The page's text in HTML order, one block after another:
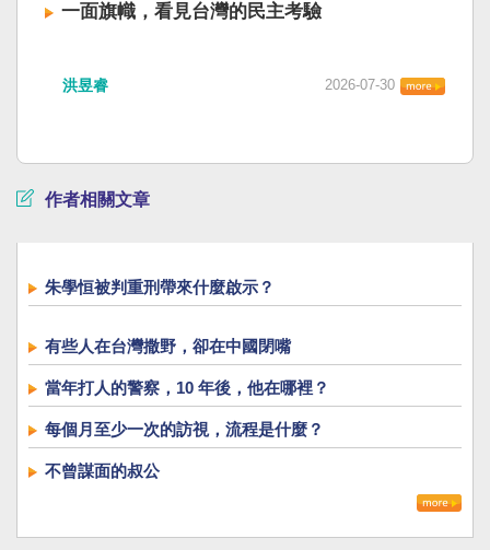
一面旗幟，看見台灣的民主考驗
洪昱睿 2026-07-30
作者相關文章
朱學恒被判重刑帶來什麼啟示？
有些人在台灣撒野，卻在中國閉嘴
當年打人的警察，10 年後，他在哪裡？
每個月至少一次的訪視，流程是什麼？
不曾謀面的叔公